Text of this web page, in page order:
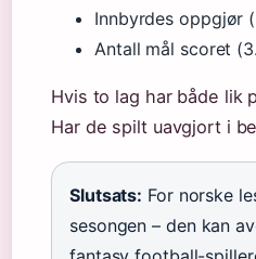
Innbyrdes oppgjør
Antall mål scoret
Hvis to lag har både lik
Har de spilt uavgjort i
Slutsats: For norske
sesongen – den kan